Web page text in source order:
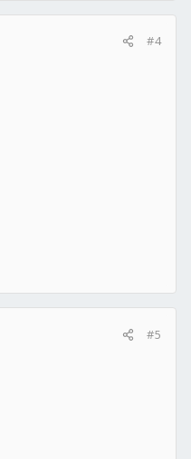
#4
#5